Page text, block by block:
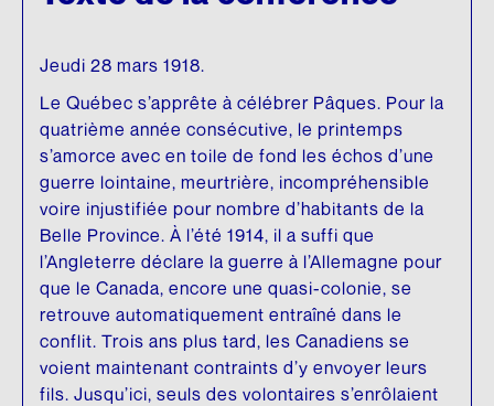
Jeudi 28 mars 1918.
Le Québec s’apprête à célébrer Pâques. Pour la
quatrième année consécutive, le printemps
s’amorce avec en toile de fond les échos d’une
guerre lointaine, meurtrière, incompréhensible
voire injustifiée pour nombre d’habitants de la
Belle Province. À l’été 1914, il a suffi que
l’Angleterre déclare la guerre à l’Allemagne pour
que le Canada, encore une quasi-colonie, se
retrouve automatiquement entraîné dans le
conflit. Trois ans plus tard, les Canadiens se
voient maintenant contraints d’y envoyer leurs
fils. Jusqu’ici, seuls des volontaires s’enrôlaient